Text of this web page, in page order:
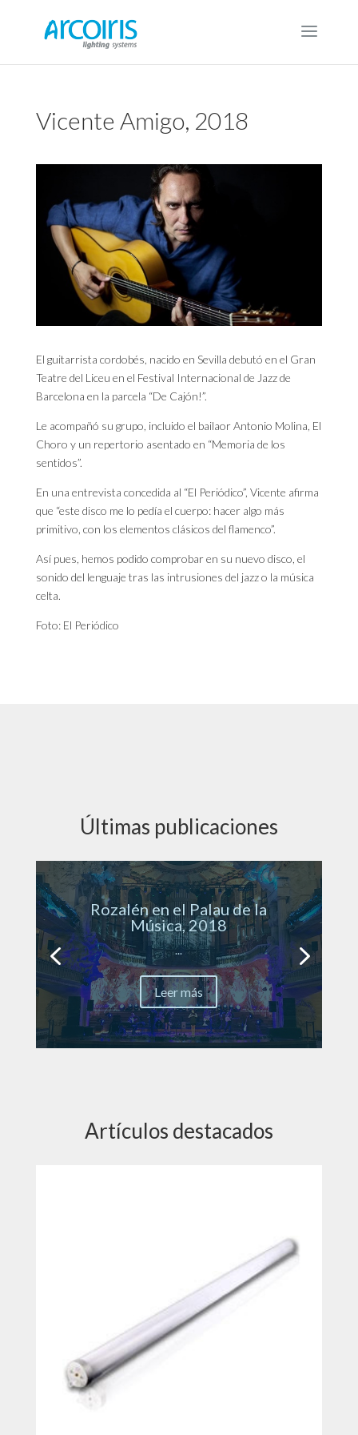
Vicente Amigo, 2018
El guitarrista cordobés, nacido en Sevilla debutó en el Gran
Teatre del Liceu en el Festival Internacional de Jazz de
Barcelona en la parcela “De Cajón!”.
Le acompañó su grupo, incluido el bailaor Antonio Molina, El
Choro y un repertorio asentado en “Memoria de los
sentidos”.
En una entrevista concedida al “El Periódico”, Vicente afirma
que “este disco me lo pedía el cuerpo: hacer algo más
primitivo, con los elementos clásicos del flamenco”.
Así pues, hemos podido comprobar en su nuevo disco, el
sonido del lenguaje tras las intrusiones del jazz o la música
celta.
Foto: El Periódico
Últimas publicaciones
Artículos destacados